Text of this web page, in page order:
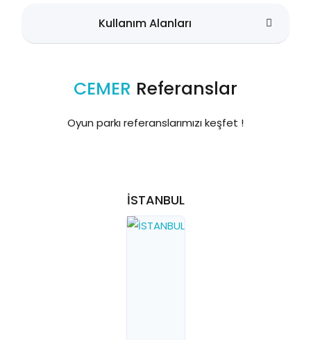
Kullanım Alanları
CEMER Referanslar
Oyun parkı referanslarımızı keşfet !
İSTANBUL